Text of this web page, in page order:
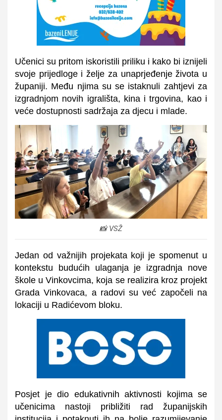
Učenici su pritom iskoristili priliku i kako bi iznijeli
svoje prijedloge i želje za unaprjeđenje života u
županiji. Među njima su se istaknuli zahtjevi za
izgradnjom novih igrališta, kina i trgovina, kao i
veće dostupnosti sadržaja za djecu i mlade.
📸 VSŽ
Jedan od važnijih projekata koji je spomenut u
kontekstu budućih ulaganja je izgradnja nove
škole u Vinkovcima, koja se realizira kroz projekt
Grada Vinkovaca, a radovi su već započeli na
lokaciji u Radićevom bloku.
Posjet je dio edukativnih aktivnosti kojima se
učenicima nastoji približiti rad županijskih